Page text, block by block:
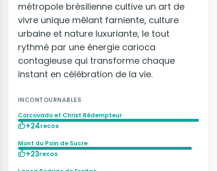
métropole brésilienne cultive un art de
vivre unique mêlant farniente, culture
urbaine et nature luxuriante, le tout
rythmé par une énergie carioca
contagieuse qui transforme chaque
instant en célébration de la vie.
INCONTOURNABLES
Corcovado et Christ Rédempteur
+24recos
Mont du Pain de Sucre
+23recos